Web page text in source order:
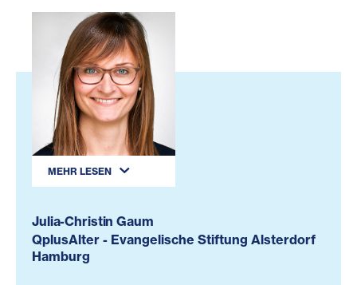
MEHR LESEN
Julia-Christin Gaum
QplusAlter - Evangelische Stiftung Alsterdorf
Hamburg